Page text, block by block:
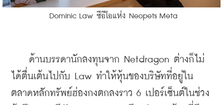
Dominic Law ซีอีโอแห่ง Neopets Meta
ด้านบรรดานักลงทุนจาก Netdragon ต่างก็ไม่
ได้ตื่นเต้นไปกับ Law ทำให้หุ้นของบริษัทที่อยู่ใน
ตลาดหลักทรัพย์ฮ่องกงตกลงราว 6 เปอร์เซ็นต์ในช่วง